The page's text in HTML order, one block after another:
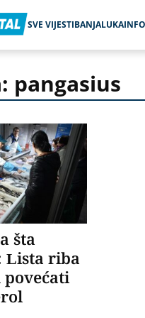
SVE VIJESTIBANJALUKAINFO
pangasius
šta
Lista riba
povećati